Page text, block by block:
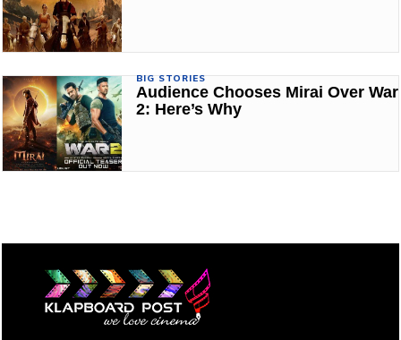
BIG STORIES
Audience Chooses Mirai Over War
2: Here’s Why